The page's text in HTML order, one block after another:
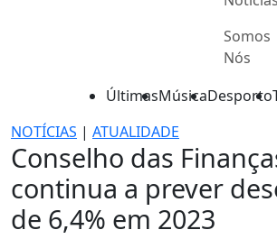
Somos
Nós
ÚltimasMúsicaDesporto
NOTÍCIAS | ATUALIDADE
Conselho das
continua a prever
de 6,4% em 2023